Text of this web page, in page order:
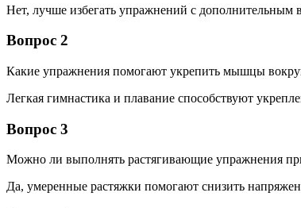
Нет, лучше избегать упражнений с дополнительным
Вопрос 2
Какие упражнения помогают укрепить мышцы
Легкая гимнастика и плавание способствуют
Вопрос 3
Можно ли выполнять растягивающие упражнения
Да, умеренные растяжки помогают снизить